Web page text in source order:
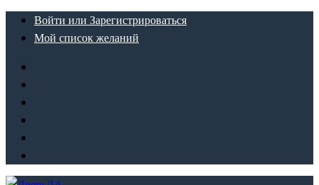
ПерейтиВойти или Зарегистрироваться
Мой список желаний